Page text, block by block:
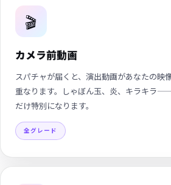
🎬
カメラ前動画
スパチャが届くと、演出動画があなたの映
重なります。しゃぼん玉、炎、キラキラ
だけ特別になります。
全グレード